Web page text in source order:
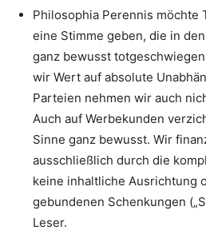
Philosophia Perennis möchte
eine Stimme geben, die in
ganz bewusst
wir Wert auf absolute
Parteien nehmen wir auch
Auch auf Werbekunden
Sinne ganz bewusst. Wir
ausschließlich durch die
keine inhaltliche Ausrichtung
gebundenen Schenkungen
Leser.